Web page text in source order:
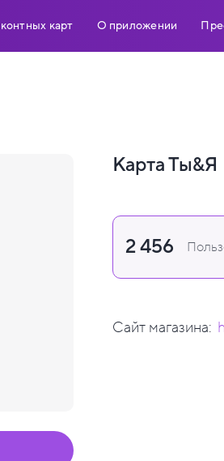
карт О приложении
Карта Ты&Я
2 456
Сайт магазина: